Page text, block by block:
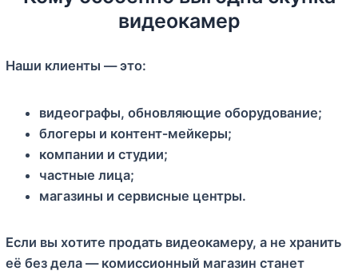
видеокамер
Наши клиенты — это:
видеографы, обновляющие оборудование;
блогеры и контент‑мейкеры;
компании и студии;
частные лица;
магазины и сервисные центры.
Если вы хотите продать видеокамеру, а не хранить
её без дела — комиссионный магазин станет